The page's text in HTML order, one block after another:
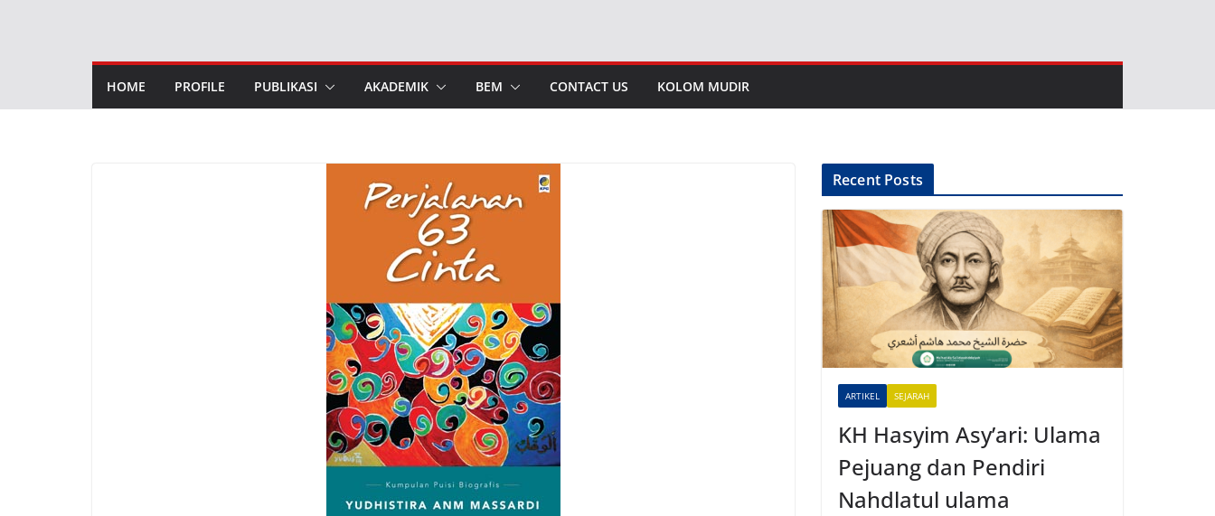
HOME PROFILE PUBLIKASI AKADEMIK BEM CONTACT US KOLOM MUDIR
Recent Posts
ARTIKEL SEJARAH
KH Hasyim Asy’ari: Ulama
Pejuang dan Pendiri
Nahdlatul ulama